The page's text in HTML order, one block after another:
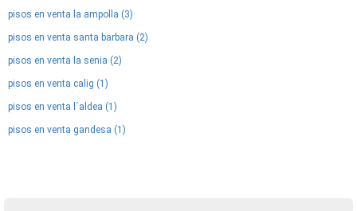
pisos en venta la ampolla (3)
pisos en venta santa barbara (2)
pisos en venta la senia (2)
pisos en venta calig (1)
pisos en venta l´aldea (1)
pisos en venta gandesa (1)